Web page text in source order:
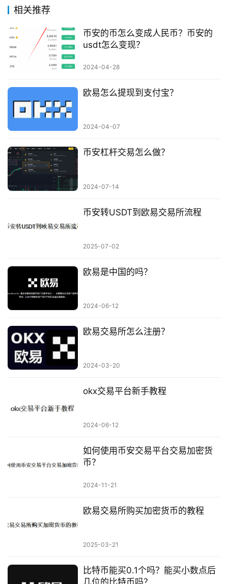
相关推荐
币安的币怎么变成人民币？币安的
usdt怎么变现？
2024-04-28
欧易怎么提现到支付宝？
2024-04-07
币安杠杆交易怎么做？
2024-07-14
币安转USDT到欧易交易所流程
2025-07-02
欧易是中国的吗？
2024-06-12
欧易交易所怎么注册？
2024-03-20
okx交易平台新手教程
2024-06-12
如何使用币安交易平台交易加密货
币？
2024-11-21
欧易交易所购买加密货币的教程
2025-03-21
比特币能买0.1个吗？能买小数点后
几位的比特币吗？